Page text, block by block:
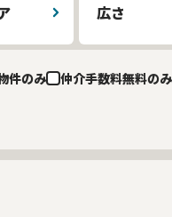
広さ
件のみ 仲介手数料無料のみ